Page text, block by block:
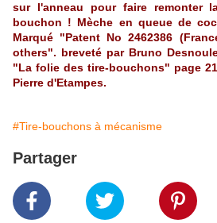
sur l'anneau pour faire remonter
bouchon ! Mèche en queue de
Marqué "Patent No 2462386
others". breveté par Bruno
"La folie des tire-bouchons" page
Pierre d'Etampes.
#Tire-bouchons à mécanisme
Partager